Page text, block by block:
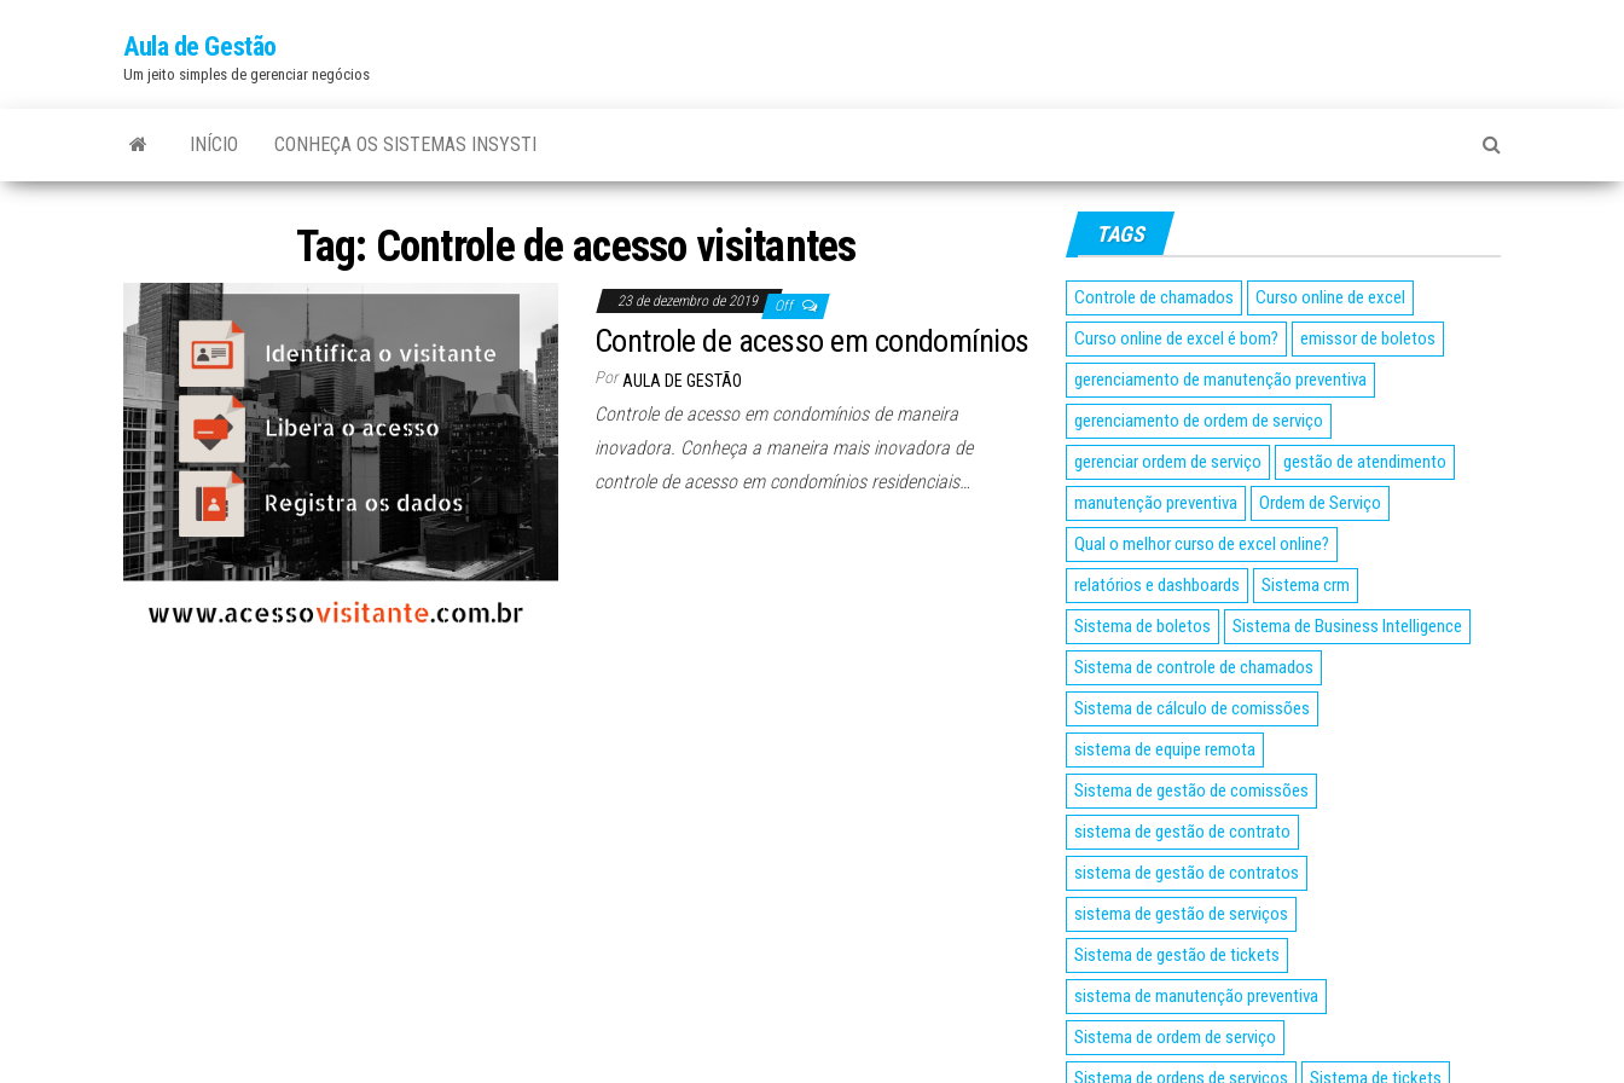
Aula de Gestão
Um jeito simples de gerenciar negócios
INÍCIO CONHEÇA OS SISTEMAS INSYSTI
Tag: Controle de acesso visitantes
23 de dezembro de 2019 Off
Controle de acesso em condomínios
Por AULA DE GESTÃO
Controle de acesso em condomínios de maneira
inovadora. Conheça a maneira mais inovadora de
controle de acesso em condomínios residenciais…
TAGS
Controle de chamados
Curso online de excel
Curso online de excel é bom?
emissor de boletos
gerenciamento de manutenção preventiva
gerenciamento de ordem de serviço
gerenciar ordem de serviço
gestão de atendimento
manutenção preventiva
Ordem de Serviço
Qual o melhor curso de excel online?
relatórios e dashboards
Sistema crm
Sistema de boletos
Sistema de Business Intelligence
Sistema de controle de chamados
Sistema de cálculo de comissões
sistema de equipe remota
Sistema de gestão de comissões
sistema de gestão de contrato
sistema de gestão de contratos
sistema de gestão de serviços
Sistema de gestão de tickets
sistema de manutenção preventiva
Sistema de ordem de serviço
Sistema de ordens de serviços
Sistema de tickets